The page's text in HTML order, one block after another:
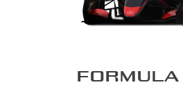
Formula